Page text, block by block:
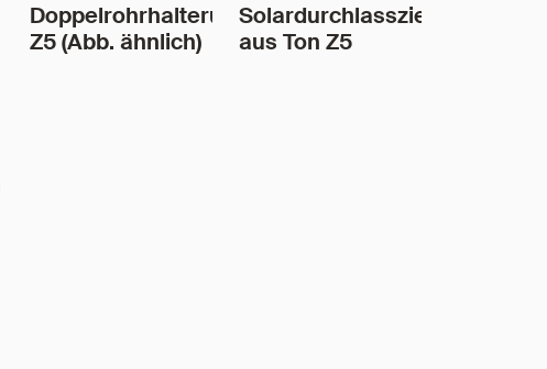
Doppelrohrhalterung
Z5 (Abb. ähnlich)
Solardurchlassziegel
aus Ton Z5